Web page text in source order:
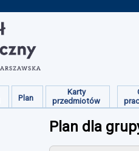
Plan
Karty
przedmiotów
Plan dla